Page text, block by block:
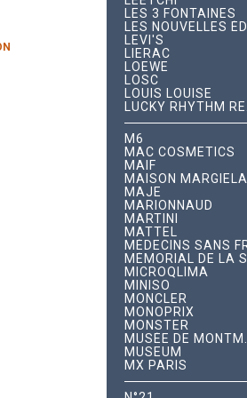
LES 3 FONTAINES
LEVI'S
LIERAC
LOEWE
LOSC
LOUIS LOUISE
M6
MAC COSMETICS
MAIF
MAISON MARGIELA
MAJE
MARIONNAUD
MARTINI
MATTEL
MICROQLIMA
MINISO
MONCLER
MONOPRIX
MONSTER
MUSEUM
MX PARIS